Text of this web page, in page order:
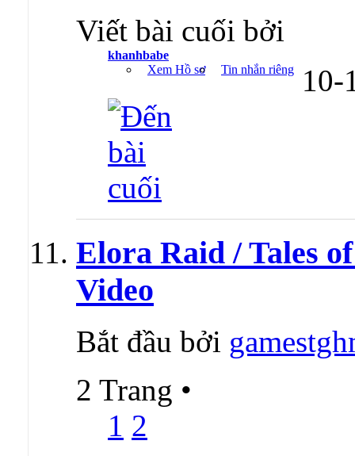
Viết bài cuối bởi
khanhbabe
Xem Hồ sơ
Tin nhắn riêng
Elora Raid / Tales
Video
Bắt đầu bởi
2 Trang •
1 2